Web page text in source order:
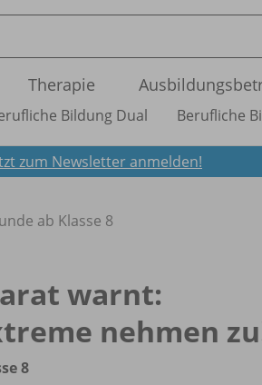
Therapie
Bildung Dual Berufliche
zum Newsletter anmelden!
ab Klasse 8
warnt:
nehmen
8